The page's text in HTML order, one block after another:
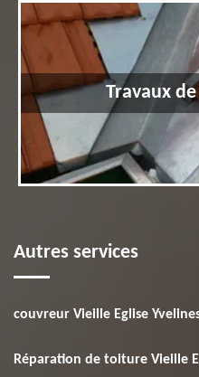
Travaux
Autres services
couvreur Vieille Eglise
Réparation de toiture Vieille